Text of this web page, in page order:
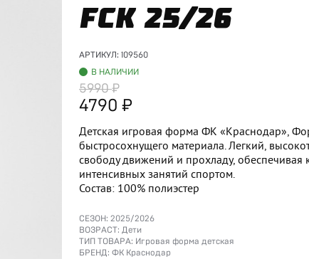
FCK 25/26
АРТИКУЛ: 109560
В НАЛИЧИИ
5990
4790
Детская игровая форма ФК «Краснодар»,
быстросохнущего материала. Легкий,
свободу движений и прохладу,
интенсивных занятий спортом.
Состав: 100% полиэстер
СЕЗОН: 2025/2026
ВОЗРАСТ: Дети
ТИП ТОВАРА: Игровая форма детская
БРЕНД: ФК Краснодар